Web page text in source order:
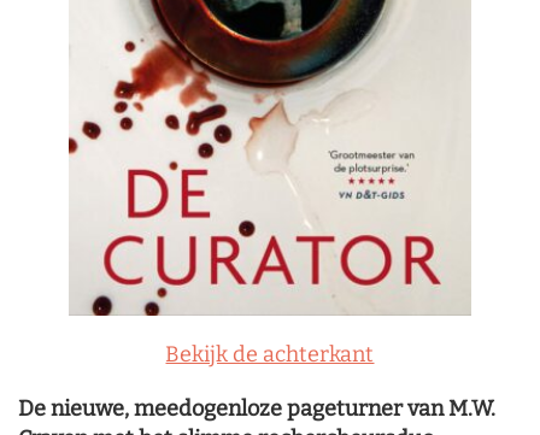
Bekijk de achterkant
De nieuwe, meedogenloze pageturner van M.W.